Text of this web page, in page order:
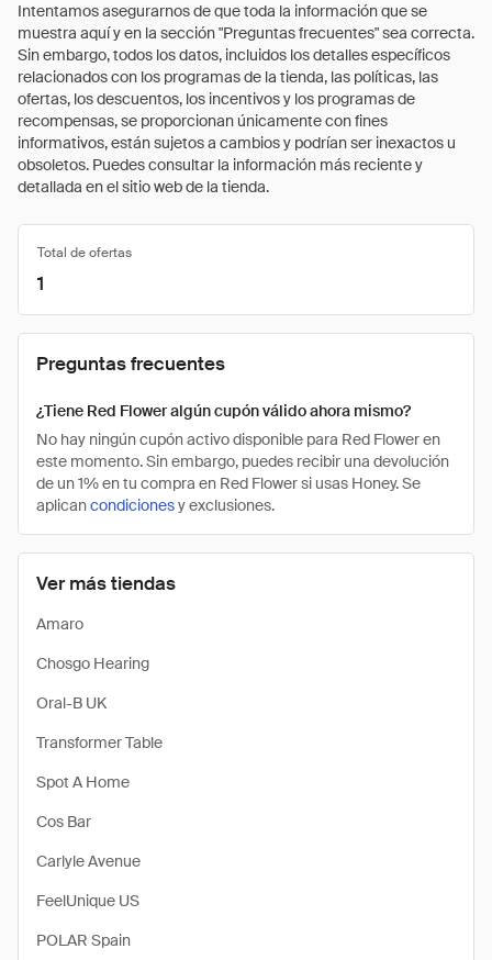
Intentamos asegurarnos de que toda la información que se
muestra aquí y en la sección "Preguntas frecuentes" sea correcta.
Sin embargo, todos los datos, incluidos los detalles específicos
relacionados con los programas de la tienda, las políticas, las
ofertas, los descuentos, los incentivos y los programas de
recompensas, se proporcionan únicamente con fines
informativos, están sujetos a cambios y podrían ser inexactos u
obsoletos. Puedes consultar la información más reciente y
detallada en el sitio web de la tienda.
Ver más tiendas
Amaro
Chosgo Hearing
Oral-B UK
Transformer Table
Spot A Home
Cos Bar
Carlyle Avenue
FeelUnique US
POLAR Spain
Total de ofertas
1
Preguntas frecuentes
¿Tiene Red Flower algún cupón válido ahora mismo?
No hay ningún cupón activo disponible para Red Flower en
este momento. Sin embargo, puedes recibir una devolución
de un 1% en tu compra en Red Flower si usas Honey. Se
aplicancondicionesy exclusiones.